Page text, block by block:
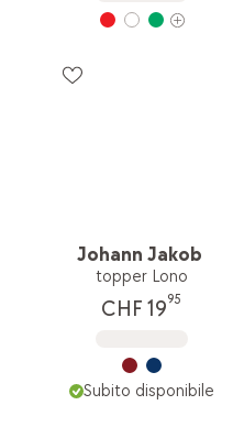
Johann Jakob
topper Lono
CHF 1995
Subito disponibile